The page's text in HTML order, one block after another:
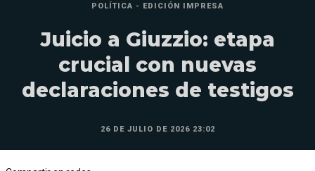
POLÍTICA - EDICIÓN IMPRESA
Juicio a Giuzzio: etapa
crucial con nuevas
declaraciones de testigos
26 DE JULIO DE 2026 23:02